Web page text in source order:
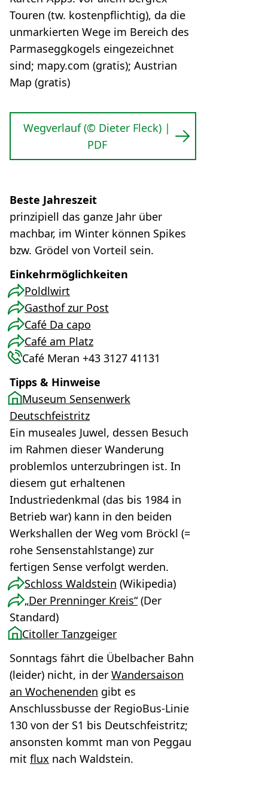
Touren (tw. kostenpflichtig), da die
unmarkierten Wege im Bereich des
Parmaseggkogels eingezeichnet
sind; mapy.com (gratis); Austrian
Map (gratis)
Wegverlauf (© Dieter Fleck) |
PDF
Beste Jahreszeit
prinzipiell das ganze Jahr über
machbar, im Winter können Spikes
bzw. Grödel von Vorteil sein.
Einkehrmöglichkeiten
Poldlwirt
Gasthof zur Post
Café Da capo
Café am Platz
Café Meran +43 3127 41131
Tipps & Hinweise
Museum Sensenwerk
Deutschfeistritz
Ein museales Juwel, dessen Besuch
im Rahmen dieser Wanderung
problemlos unterzubringen ist. In
diesem gut erhaltenen
Industriedenkmal (das bis 1984 in
Betrieb war) kann in den beiden
Werkshallen der Weg vom Bröckl (=
rohe Sensenstahlstange) zur
fertigen Sense verfolgt werden.
Schloss Waldstein (Wikipedia)
„Der Prenninger Kreis“(Der
Standard)
Citoller Tanzgeiger
Sonntags fährt die Übelbacher Bahn
(leider) nicht, in der Wandersaison
an Wochenenden gibt es
Anschlussbusse der RegioBus-Linie
130 von der S1 bis Deutschfeistritz;
ansonsten kommt man von Peggau
mit flux nach Waldstein.